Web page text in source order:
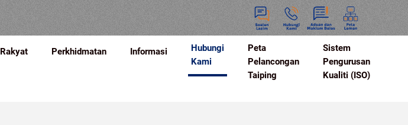
Rakyat Perkhidmatan Informasi
Hubungi
Kami
Peta
Pelancongan
Taiping
Sistem
Pengurusan
Kualiti (ISO)